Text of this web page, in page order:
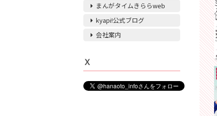
まんがタイムきららweb
kyapi!公式ブログ
会社案内
Ｘ